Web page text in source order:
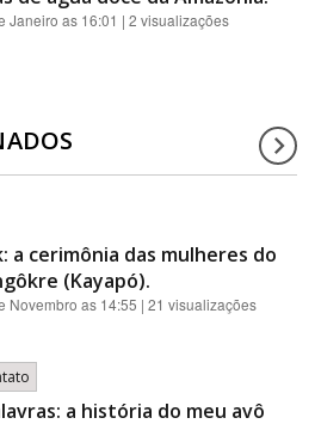
Janeiro as 16:01 | 2 visualizações
a cerimônia das mulheres do
(Kayapó).
Novembro as 14:55 | 21 visualizações
a história do meu avô